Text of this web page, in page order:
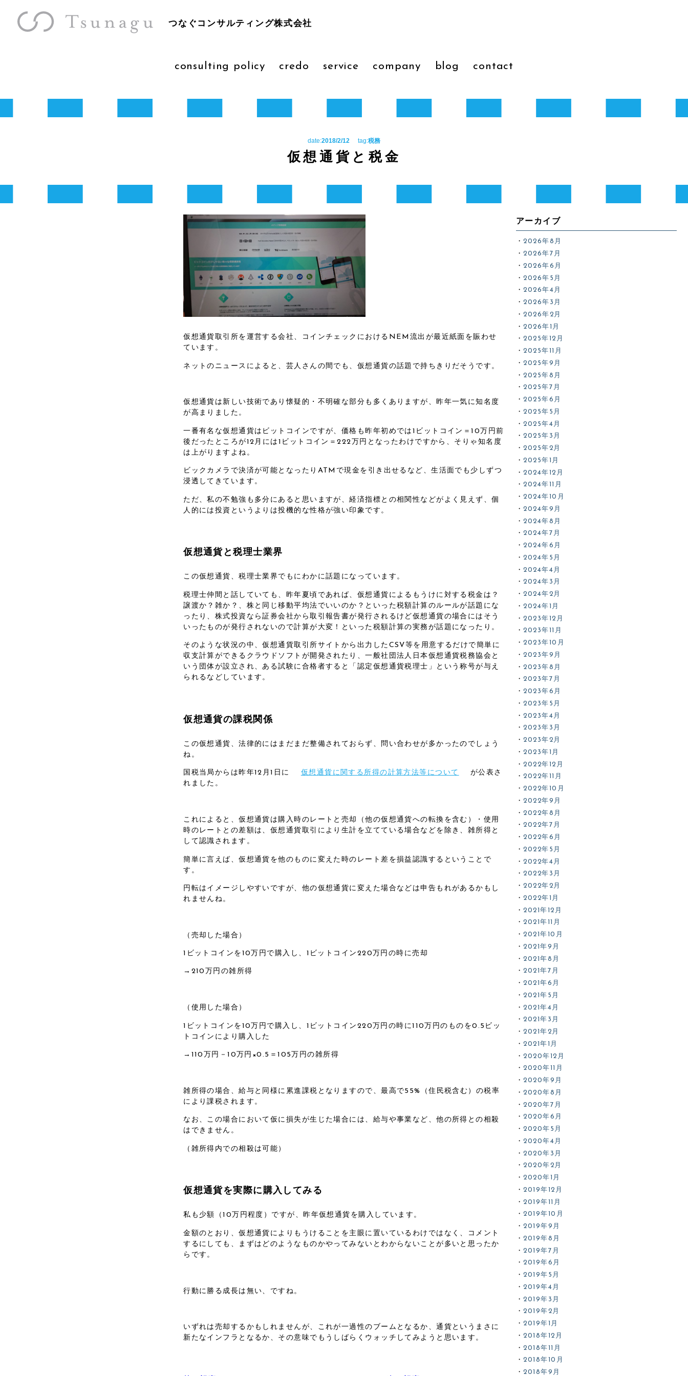
つなぐコンサルティング株式会社
consulting policy credo service company blog contact
date:2018/2/12 tag:税務
仮想通貨と税金
仮想通貨取引所を運営する会社、コインチェックにおけるNEM流出が最近紙面を賑わせ
ています。
ネットのニュースによると、芸人さんの間でも、仮想通貨の話題で持ちきりだそうです。
仮想通貨は新しい技術であり懐疑的・不明確な部分も多くありますが、昨年一気に知名度
が高まりました。
一番有名な仮想通貨はビットコインですが、価格も昨年初めでは1ビットコイン＝10万円前
後だったところが12月には1ビットコイン＝222万円となったわけですから、そりゃ知名度
は上がりますよね。
ビックカメラで決済が可能となったりATMで現金を引き出せるなど、生活面でも少しずつ
浸透してきています。
ただ、私の不勉強も多分にあると思いますが、経済指標との相関性などがよく見えず、個
人的には投資というよりは投機的な性格が強い印象です。
仮想通貨と税理士業界
この仮想通貨、税理士業界でもにわかに話題になっています。
税理士仲間と話していても、昨年夏頃であれば、仮想通貨によるもうけに対する税金は？
譲渡か？雑か？、株と同じ移動平均法でいいのか？といった税額計算のルールが話題にな
ったり、株式投資なら証券会社から取引報告書が発行されるけど仮想通貨の場合にはそう
いったものが発行されないので計算が大変！といった税額計算の実務が話題になったり。
そのような状況の中、仮想通貨取引所サイトから出力したCSV等を用意するだけで簡単に
収支計算ができるクラウドソフトが開発されたり、一般社団法人日本仮想通貨税務協会と
いう団体が設立され、ある試験に合格者すると「認定仮想通貨税理士」という称号が与え
られるなどしています。
仮想通貨の課税関係
この仮想通貨、法律的にはまだまだ整備されておらず、問い合わせが多かったのでしょう
ね。
国税当局からは昨年12月1日に 仮想通貨に関する所得の計算方法等について
が公表さ
れました。
これによると、仮想通貨は購入時のレートと売却（他の仮想通貨への転換を含む）・使用
時のレートとの差額は、仮想通貨取引により生計を立てている場合などを除き、雑所得と
して認識されます。
簡単に言えば、仮想通貨を他のものに変えた時のレート差を損益認識するということで
す。
円転はイメージしやすいですが、他の仮想通貨に変えた場合などは申告もれがあるかもし
れませんね。
（売却した場合）
1ビットコインを10万円で購入し、1ビットコイン220万円の時に売却
→210万円の雑所得
（使用した場合）
1ビットコインを10万円で購入し、1ビットコイン220万円の時に110万円のものを0.5ビッ
トコインにより購入した
→110万円－10万円×0.5＝105万円の雑所得
雑所得の場合、給与と同様に累進課税となりますので、最高で55%（住民税含む）の税率
により課税されます。
なお、この場合において仮に損失が生じた場合には、給与や事業など、他の所得との相殺
はできません。
（雑所得内での相殺は可能）
仮想通貨を実際に購入してみる
私も少額（10万円程度）ですが、昨年仮想通貨を購入しています。
金額のとおり、仮想通貨によりもうけることを主眼に置いているわけではなく、コメント
するにしても、まずはどのようなものかやってみないとわからないことが多いと思ったか
らです。
行動に勝る成長は無い、ですね。
いずれは売却するかもしれませんが、これが一過性のブームとなるか、通貨というまさに
新たなインフラとなるか、その意味でもうしばらくウォッチしてみようと思います。
アーカイブ
2026年8月
2026年7月
2026年6月
2026年5月
2026年4月
2026年3月
2026年2月
2026年1月
2025年12月
2025年11月
2025年9月
2025年8月
2025年7月
2025年6月
2025年5月
2025年4月
2025年3月
2025年2月
2025年1月
2024年12月
2024年11月
2024年10月
2024年9月
2024年8月
2024年7月
2024年6月
2024年5月
2024年4月
2024年3月
2024年2月
2024年1月
2023年12月
2023年11月
2023年10月
2023年9月
2023年8月
2023年7月
2023年6月
2023年5月
2023年4月
2023年3月
2023年2月
2023年1月
2022年12月
2022年11月
2022年10月
2022年9月
2022年8月
2022年7月
2022年6月
2022年5月
2022年4月
2022年3月
2022年2月
2022年1月
2021年12月
2021年11月
2021年10月
2021年9月
2021年8月
2021年7月
2021年6月
2021年5月
2021年4月
2021年3月
2021年2月
2021年1月
2020年12月
2020年11月
2020年9月
2020年8月
2020年7月
2020年6月
2020年5月
2020年4月
2020年3月
2020年2月
2020年1月
2019年12月
2019年11月
2019年10月
2019年9月
2019年8月
2019年7月
2019年6月
2019年5月
2019年4月
2019年3月
2019年2月
2019年1月
2018年12月
2018年11月
2018年10月
2018年9月